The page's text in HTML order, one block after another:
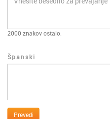
2000 znakov ostalo.
Španski
Prevedi